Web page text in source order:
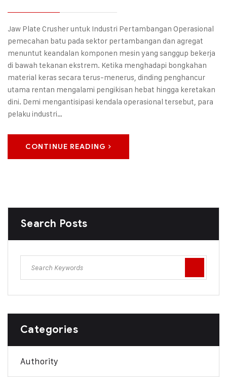
Jaw Plate Crusher untuk Industri Pertambangan Operasional
pemecahan batu pada sektor pertambangan dan agregat
menuntut keandalan komponen mesin yang sanggup bekerja
di bawah tekanan ekstrem. Ketika menghadapi bongkahan
material keras secara terus-menerus, dinding penghancur
utama rentan mengalami pengikisan hebat hingga keretakan
dini. Demi mengantisipasi kendala operasional tersebut, para
pelaku industri…
CONTINUE READING
Search Posts
Categories
Authority